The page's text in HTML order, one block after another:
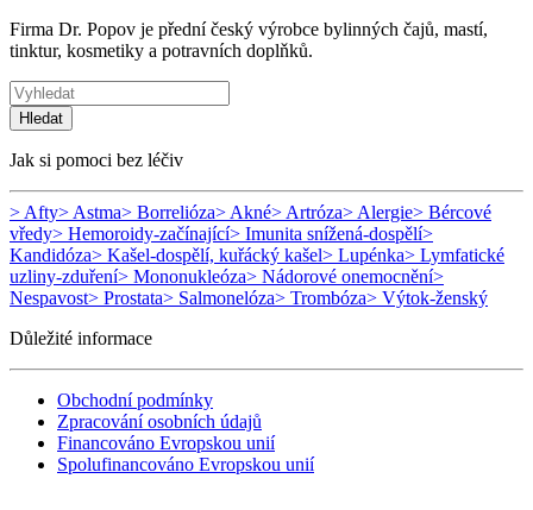
Firma Dr. Popov je přední český výrobce bylinných čajů, mastí,
tinktur, kosmetiky a potravních doplňků.
Hledat
Jak si pomoci bez léčiv
> Afty> Astma> Borrelióza> Akné> Artróza> Alergie> Bércové
vředy> Hemoroidy-začínající> Imunita snížená-dospělí>
Kandidóza> Kašel-dospělí, kuřácký kašel> Lupénka> Lymfatické
uzliny-zduření> Mononukleóza> Nádorové onemocnění>
Nespavost> Prostata> Salmonelóza> Trombóza> Výtok-ženský
Důležité informace
Obchodní podmínky
Zpracování osobních údajů
Financováno Evropskou unií
Spolufinancováno Evropskou unií